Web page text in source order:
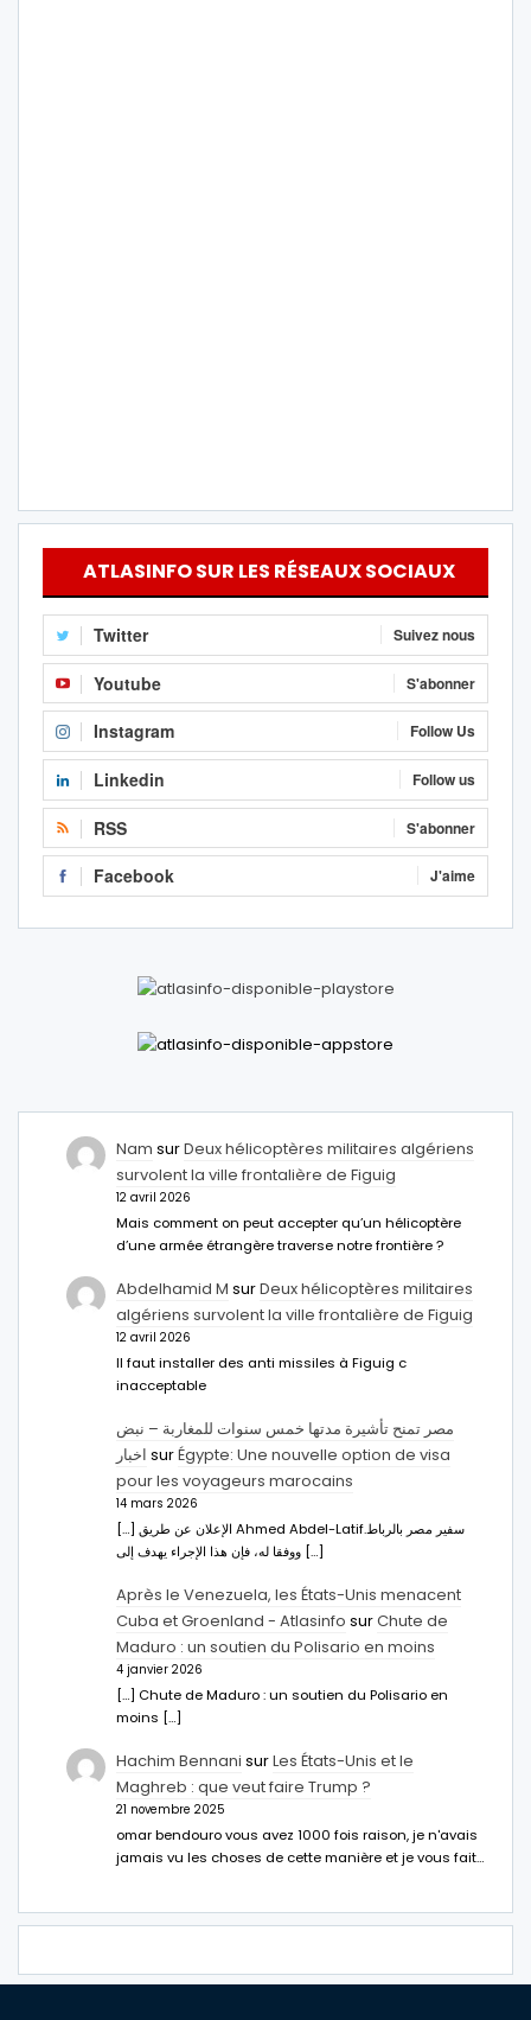
ATLASINFO SUR LES RÉSEAUX SOCIAUX
Twitter Suivez nous
Youtube S'abonner
Instagram Follow Us
Linkedin Follow us
RSS S'abonner
Facebook J'aime
Nam surDeux hélicoptères militaires algériens
survolent la ville frontalière de Figuig
12 avril 2026
Mais comment on peut accepter qu’un hélicoptère
d’une armée étrangère traverse notre frontière ?
Abdelhamid M surDeux hélicoptères militaires
algériens survolent la ville frontalière de Figuig
12 avril 2026
Il faut installer des anti missiles à Figuig c
inacceptable
مصر تمنح تأشيرة مدتها خمس سنوات للمغاربة – نبض
اخبار surÉgypte: Une nouvelle option de visa
pour les voyageurs marocains
14 mars 2026
[…] الإعلان عن طريق Ahmed Abdel-Latifسفير مصر بالرباط.
ووفقا له، فإن هذا الإجراء يهدف إلى […]
Après le Venezuela, les États-Unis menacent
Cuba et Groenland - Atlasinfo surChute de
Maduro : un soutien du Polisario en moins
4 janvier 2026
[…] Chute de Maduro : un soutien du Polisario en
moins […]
Hachim Bennani surLes États-Unis et le
Maghreb : que veut faire Trump ?
21 novembre 2025
omar bendouro vous avez 1000 fois raison, je n'avais
jamais vu les choses de cette manière et je vous fait…